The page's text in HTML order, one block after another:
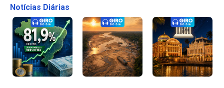
Notícias Diárias